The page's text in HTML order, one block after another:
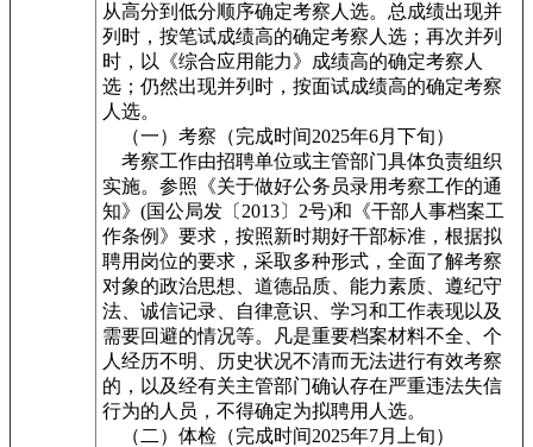
从高分到低分顺序确定考察人选。总成绩出现并
列时，按笔试成绩高的确定考察人选；再次并列
时，以《综合应用能力》成绩高的确定考察人
选；仍然出现并列时，按面试成绩高的确定考察
人选。
（一）考察（完成时间2025年6月下旬）
考察工作由招聘单位或主管部门具体负责组织
实施。参照《关于做好公务员录用考察工作的通
知》(国公局发〔2013〕2号)和《干部人事档案工
作条例》要求，按照新时期好干部标准，根据拟
聘用岗位的要求，采取多种形式，全面了解考察
对象的政治思想、道德品质、能力素质、遵纪守
法、诚信记录、自律意识、学习和工作表现以及
需要回避的情况等。凡是重要档案材料不全、个
人经历不明、历史状况不清而无法进行有效考察
的，以及经有关主管部门确认存在严重违法失信
行为的人员，不得确定为拟聘用人选。
（二）体检（完成时间2025年7月上旬）